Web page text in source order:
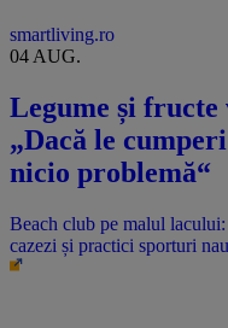
smartliving.ro
04 AUG.
Legume și
„Dacă le
nicio problemă“
Beach club pe malul
cazezi și practici sporturi